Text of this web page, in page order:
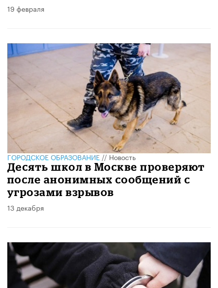
19 февраля
ГОРОДСКОЕ ОБРАЗОВАНИЕ//Новость
Десять школ в Москве проверяют
после анонимных сообщений с
угрозами взрывов
13 декабря